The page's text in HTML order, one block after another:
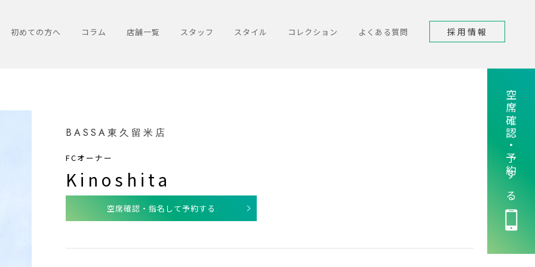
初めての方へ コラム 店舗一覧 スタッフ スタイル コレクション よくある質問 採用情報
BASSA東久留米店
FCオーナー
Kinoshita
空席確認・指名して予約する
空席確認・予約する